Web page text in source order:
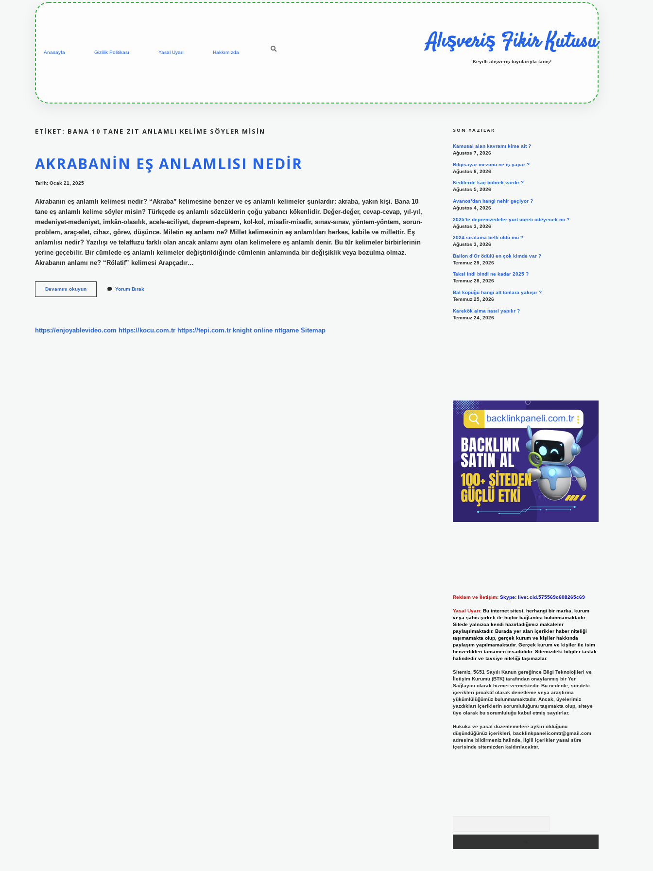
Anasayfa Gizlilik Politikası Yasal Uyarı Hakkımızda Alışveriş Fikir Kutusu
Keyifli alışveriş tüyolarıyla tanış!
ETIKET: BANA 10 TANE ZIT ANLAMLI KELIME SÖYLER MISIN
AKRABANIN EŞ ANLAMLISI NEDIR
Tarih: Ocak 21, 2025
Akrabanın eş anlamlı kelimesi nedir? “Akraba” kelimesine benzer ve eş anlamlı kelimeler şunlardır: akraba, yakın kişi. Bana 10
tane eş anlamlı kelime söyler misin? Türkçede eş anlamlı sözcüklerin çoğu yabancı kökenlidir. Değer-değer, cevap-cevap, yıl-yıl,
medeniyet-medeniyet, imkân-olasılık, acele-aciliyet, deprem-deprem, kol-kol, misafir-misafir, sınav-sınav, yöntem-yöntem, sorun-
problem, araç-alet, cihaz, görev, düşünce. Miletin eş anlamı ne? Millet kelimesinin eş anlamlıları herkes, kabile ve millettir. Eş
anlamlısı nedir? Yazılışı ve telaffuzu farklı olan ancak anlamı aynı olan kelimelere eş anlamlı denir. Bu tür kelimeler birbirlerinin
yerine geçebilir. Bir cümlede eş anlamlı kelimeler değiştirildiğinde cümlenin anlamında bir değişiklik veya bozulma olmaz.
Akrabanın anlamı ne? “Rölatif” kelimesi Arapçadır…
Devamını okuyunAkrabanin
Eş
Yorum Bırak
https://enjoyablevideo.com https://kocu.com.tr https://tepi.com.tr knight online nttgame Sitemap
SON YAZILAR
Kamusal alan kavramı kime ait ?
Ağustos 7, 2026
Bilgisayar mezunu ne iş yapar ?
Ağustos 6, 2026
Kedilerde kaç böbrek vardır ?
Ağustos 5, 2026
Avanos’dan hangi nehir geçiyor ?
Ağustos 4, 2026
2025’te depremzedeler yurt ücreti ödeyecek mi ?
Ağustos 3, 2026
2024 sıralama belli oldu mu ?
Ağustos 3, 2026
Ballon d’Or ödülü en çok kimde var ?
Temmuz 29, 2026
Taksi indi bindi ne kadar 2025 ?
Temmuz 28, 2026
Bal köpüğü hangi alt tonlara yakışır ?
Temmuz 25, 2026
Karekök alma nasıl yapılır ?
Temmuz 24, 2026
Reklam ve İletişim: Skype: live:.cid.575569c608265c69
Yasal Uyarı: Bu internet sitesi, herhangi bir marka, kurum
veya şahıs şirketi ile hiçbir bağlantısı bulunmamaktadır.
Sitede yalnızca kendi hazırladığımız makaleler
paylaşılmaktadır. Burada yer alan içerikler haber niteliği
taşımamakta olup, gerçek kurum ve kişiler hakkında
paylaşım yapılmamaktadır. Gerçek kurum ve kişiler ile isim
benzerlikleri tamamen tesadüfidir. Sitemizdeki bilgiler taslak
halindedir ve tavsiye niteliği taşımazlar.
Sitemiz, 5651 Sayılı Kanun gereğince Bilgi Teknolojileri ve
İletişim Kurumu (BTK) tarafından onaylanmış bir Yer
Sağlayıcı olarak hizmet vermektedir. Bu nedenle, sitedeki
içerikleri proaktif olarak denetleme veya araştırma
yükümlülüğümüz bulunmamaktadır. Ancak, üyelerimiz
yazdıkları içeriklerin sorumluluğunu taşımakta olup, siteye
üye olarak bu sorumluluğu kabul etmiş sayılırlar.
Hukuka ve yasal düzenlemelere aykırı olduğunu
düşündüğünüz içerikleri, backlinkpanelicomtr@gmail.com
adresine bildirmeniz halinde, ilgili içerikler yasal süre
içerisinde sitemizden kaldırılacaktır.